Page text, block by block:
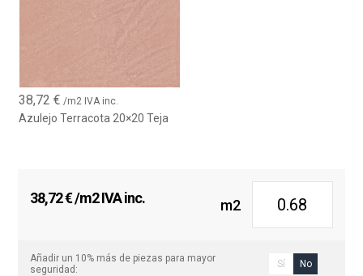
Ya sea que lo uses para revestimientos completos o como
detalle decorativo, transforma cualquier espacio, haciéndolo
Renueva tus espacios con los azulejos terracota
20x20 porcelánico . Aporta un toque rústico,
elegante y duradero a tu hogar o negocio, creando
ambientes que nunca pasarán de moda.
38,72€ /m2 IVA inc.
Azulejo Terracota 20×20 Teja
38,72€/m2 IVA inc. m2
Añadir un 10% más de piezas para mayor
seguridad:
Sí No